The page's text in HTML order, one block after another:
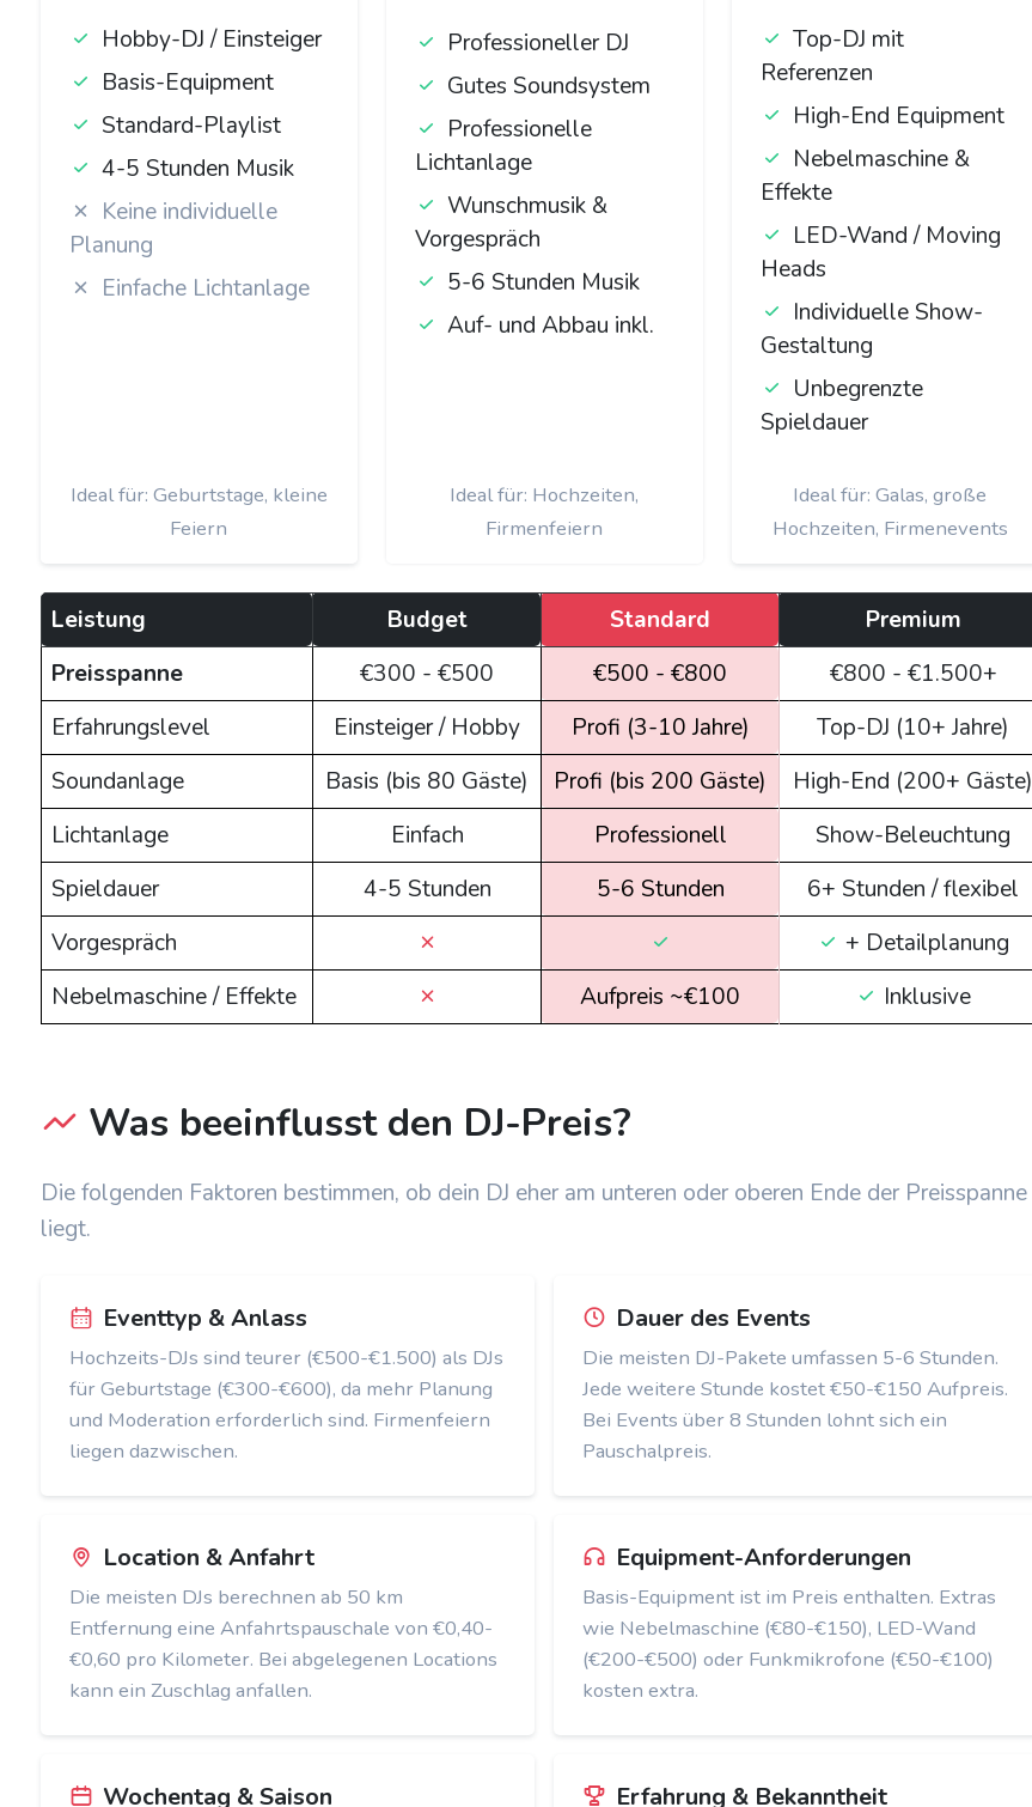
Hobby-DJ / Einsteiger
Basis-Equipment
Standard-Playlist
4-5 Stunden Musik
Keine individuelle
Planung
Einfache Lichtanlage
Ideal für: Geburtstage, kleine
Feiern
Professioneller DJ
Gutes Soundsystem
Professionelle
Lichtanlage
Wunschmusik &
Vorgespräch
5-6 Stunden Musik
Auf- und Abbau inkl.
Ideal für: Hochzeiten,
Firmenfeiern
Top-DJ mit
Referenzen
High-End Equipment
Nebelmaschine &
Effekte
LED-Wand / Moving
Heads
Individuelle Show-
Gestaltung
Unbegrenzte
Spieldauer
Ideal für: Galas, große
Hochzeiten, Firmenevents
Leistung Budget Standard
Premium
Preisspanne
€300 - €500 €500 - €800
€800 - €1.500+
Erfahrungslevel
Einsteiger / Hobby Profi (3-10 Jahre)
Top-DJ (10+ Jahre)
Soundanlage
Basis (bis 80 Gäste) Profi (bis 200 Gäste)
High-End (200+ Gäste)
Lichtanlage
Einfach Professionell
Show-Beleuchtung
Spieldauer
4-5 Stunden 5-6 Stunden
6+ Stunden / flexibel
Vorgespräch
+ Detailplanung
Nebelmaschine / Effekte
Aufpreis ~€100 Inklusive
Was beeinflusst den DJ-Preis?
Die folgenden Faktoren bestimmen, ob dein DJ eher am unteren oder oberen Ende der Preisspanne
liegt.
Eventtyp & Anlass
Hochzeits-DJs sind teurer (€500-€1.500) als DJs
für Geburtstage (€300-€600), da mehr Planung
und Moderation erforderlich sind. Firmenfeiern
liegen dazwischen.
Dauer des Events
Die meisten DJ-Pakete umfassen 5-6 Stunden.
Jede weitere Stunde kostet €50-€150 Aufpreis.
Bei Events über 8 Stunden lohnt sich ein
Pauschalpreis.
Location & Anfahrt
Die meisten DJs berechnen ab 50 km
Entfernung eine Anfahrtspauschale von €0,40-
€0,60 pro Kilometer. Bei abgelegenen Locations
kann ein Zuschlag anfallen.
Equipment-Anforderungen
Basis-Equipment ist im Preis enthalten. Extras
wie Nebelmaschine (€80-€150), LED-Wand
(€200-€500) oder Funkmikrofone (€50-€100)
kosten extra.
Wochentag & Saison Erfahrung & Bekanntheit